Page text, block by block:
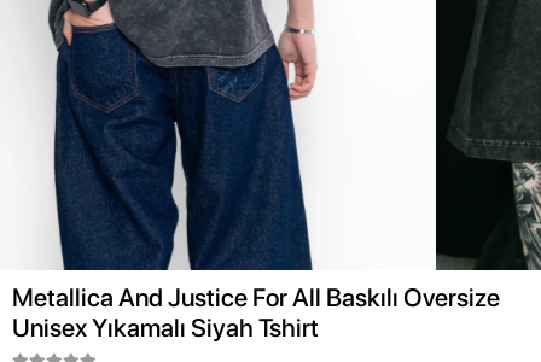
Metallica And Justice For All Baskılı Oversize
Unisex Yıkamalı Siyah Tshirt